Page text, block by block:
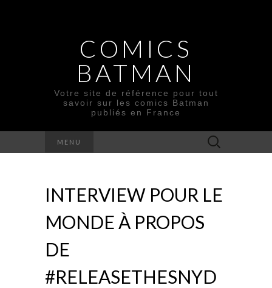
COMICS
BATMAN
Votre site de référence pour tout
savoir sur les comics Batman
publiés en France
MENU Rechercher :
INTERVIEW POUR LE
MONDE À PROPOS
DE
#RELEASETHESNYD